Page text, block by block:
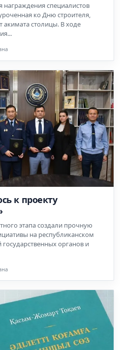
специалистов
ко Дню строителя,
акимата столицы. В ходе
к проекту
этапа создали прочную
на республиканском
органов и